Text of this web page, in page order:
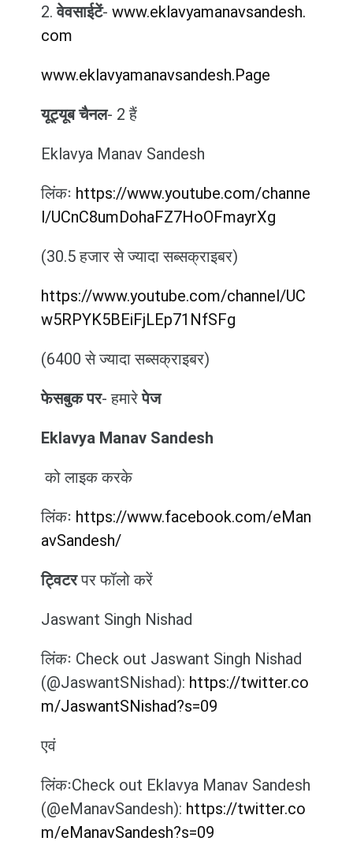
2.वेवसाईटें- www.eklavyamanavsandesh.
com
www.eklavyamanavsandesh.Page
यूट्यूब चैनल- 2 हैं
Eklavya Manav Sandesh
लिंकः https://www.youtube.com/channe
l/UCnC8umDohaFZ7HoOFmayrXg
(30.5 हजार से ज्यादा सब्सक्राइबर)
https://www.youtube.com/channel/UC
w5RPYK5BEiFjLEp71NfSFg
(6400 से ज्यादा सब्सक्राइबर)
फेसबुक पर- हमारेपेज
Eklavya Manav Sandesh
को लाइक करके
लिंकः https://www.facebook.com/eMan
avSandesh/
ट्विटरपर फॉलो करें
Jaswant Singh Nishad
लिंकः Check out Jaswant Singh Nishad
(@JaswantSNishad): https://twitter.co
m/JaswantSNishad?s=09
एवं
लिंकःCheck out Eklavya Manav Sandesh
(@eManavSandesh): https://twitter.co
m/eManavSandesh?s=09